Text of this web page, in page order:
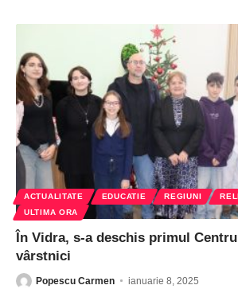
ACTUALITATE EDUCATIE REGIUNI
ULTIMA ORA
În Vidra, s-a deschis primul
vârstnici
Popescu Carmen ianuarie 8, 2025